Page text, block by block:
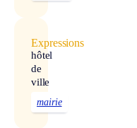
Expressions
hôtel
de
ville
mairie